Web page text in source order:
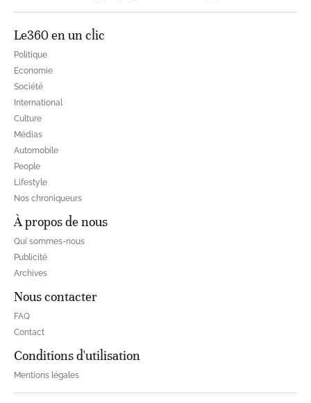
Le360 en un clic
Politique
Economie
Société
International
Culture
Médias
Automobile
People
Lifestyle
Nos chroniqueurs
À propos de nous
Qui sommes-nous
Publicité
Archives
Nous contacter
FAQ
Contact
Conditions d'utilisation
Mentions légales